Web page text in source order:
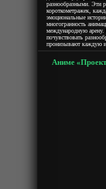
разнообразными. Эти
короткометражек,
эмоциональные
многогранность
международную
почувствовать
пронизывают каждую
Аниме